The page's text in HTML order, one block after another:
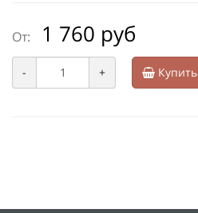
От: 1 760 руб
- + Купить